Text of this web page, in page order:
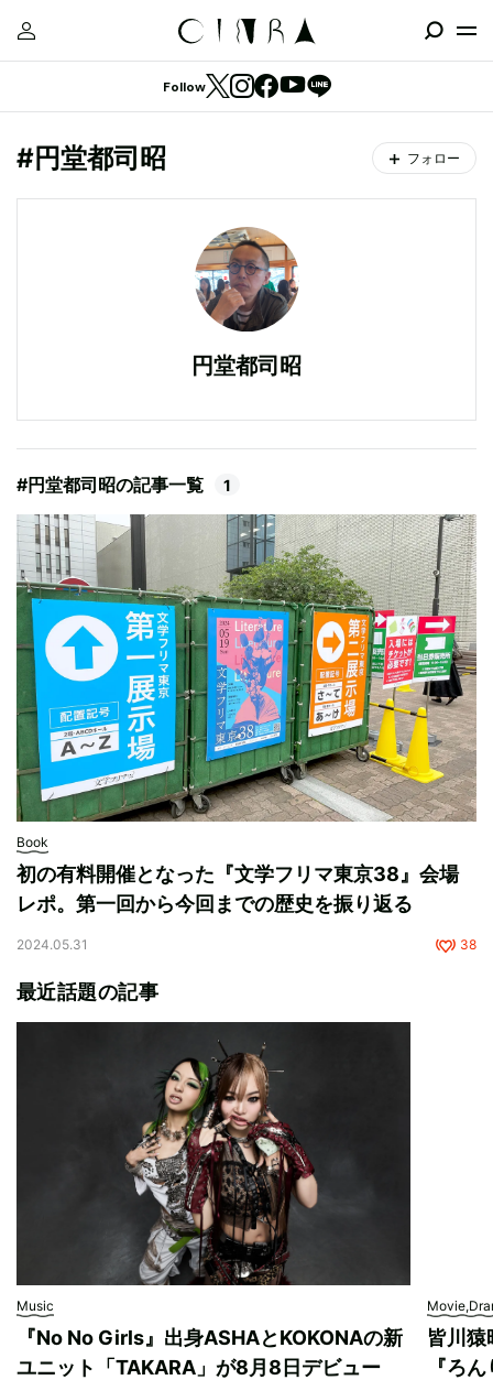
Follow
#円堂都司昭 フォロー
円堂都司昭
#円堂都司昭の記事一覧 1
Book
初の有料開催となった『文学フリマ東京38』会場
レポ。第一回から今回までの歴史を振り返る
2024.05.31 38
最近話題の記事
Music
『No No Girls』出身ASHAとKOKONAの新
ユニット「TAKARA」が8月8日デビュー
皆川猿
『ろ